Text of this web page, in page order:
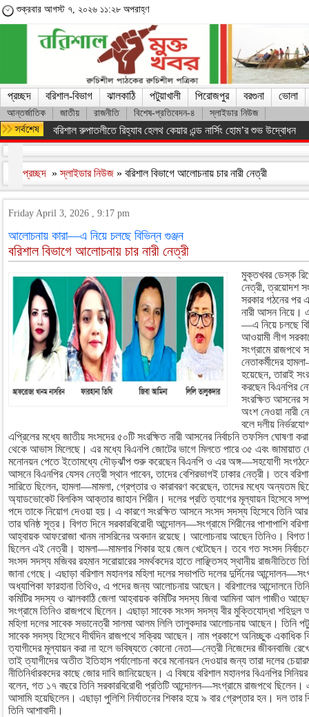
শুক্রবার আগস্ট ৭, ২০২৬ ১১:২৮ অপরাহ্ণ
প্রচ্ছদ বরিশাল-বিভাগ ঝালকাঠি পটুয়াখালী পিরোজপুর বরগুনা ভোলা
আন্তর্জাতিক জাতীয় রাজনীতি বিশেষ-প্রতিবেদন-৪ স্লাইডার নিউজ
ফরিদপুরের ভাঙ্গায় নিয়ন্ত্রণ হারিয়ে যাত্রীবাহী বাস খাদে, আহত ১৫
প্রচ্ছদ »স্লাইডার নিউজ » বরিশাল বিভাগে আলোচনায় চার নারী নেত্রী
Friday April 3, 2026 , 9:17 pm
আলোচনায় কারা—এ নিয়ে চলছে বিভিন্ন গুঞ্জন
বরিশাল বিভাগে আলোচনায় চার নারী নেত্রী
মুক্তখবর ডেস্ক
নেত্রী, ত্রয়োদশ
সরকার গঠনের পর
নারী আসন নিয়ে।
—এ নিয়ে চলছে
আওয়ামী লীগ
সংগ্রামে রাজপথে
নেতাকর্মীদের
হয়েছেন, তারাই
করছেন বিএনপির
সংরক্ষিত আসনের
অংশ নেওয়া নারী
বলে দলীয়
এপ্রিলের মধ্যে জাতীয় সংসদের ৫০টি সংরক্ষিত নারী আসনের নির্বাচনি তফসিল ঘোষণা
থেকে আভাস মিলেছে। এর মধ্যে বিএনপি জোটের ভাগে মিলতে পারে ৩৫ এবং
মনোনয়ন পেতে ইতোমধ্যে দৌড়ঝাঁপ শুরু করেছেন বিএনপি ও এর অঙ্গ—সহযোগী সংগঠনের
আসনে বিএনপির যেসব নেত্রী স্থান পাবেন, তাদের বেশিরভাগই ঢাকার নেত্রী। তবে
সারিতে ছিলেন, হামলা—মামলা, গ্রেপ্তার ও কারাবরণ করেছেন, তাদের মধ্যে অন্যতম
অ্যাডভোকেট বিলকিস আক্তার জাহান শিরীন। দলের প্রতি ত্যাগের মূল্যায়ন হিসেবে
পদে তাকে নিয়োগ দেওয়া হয়। এ কারণে সংরক্ষিত আসনে সংসদ সদস্য হিসেবে তিনি আর
তার ঘনিষ্ঠ সূত্র। বিগত দিনে সরকারবিরোধী আন্দোলন—সংগ্রামে শিরীনের পাশাপাশি
আহ্বায়ক আফরোজা খানম নাসরিনের অবদান রয়েছে। আলোচনায় আছেন তিনিও। বিগত
ছিলেন এই নেত্রী। হামলা—মামলার শিকার হয়ে জেল খেটেছেন। তবে গত সংসদ
সংসদ সদস্য মজিবর রহমান সরোয়ারের সমর্থকদের হাতে লাঞ্ছিতসহ স্থানীয় রাজনীতিতে
জানা গেছে। এছাড়া বরিশাল মহানগর মহিলা দলের সভাপতি দলের দুর্দিনের
অধ্যাপিকা ফারহানা তিথিও, এ পদের জন্য আলোচনায় আছেন। বরিশালের আন্দোলনে তিনি
কমিটির সদস্য ও ঝালকাঠি জেলা আহ্বায়ক কমিটির সদস্য জিবা আমিনা আল গাজীও
সংগ্রামে তিনিও রাজপথে ছিলেন। এছাড়া সাবেক সংসদ সদস্য বীর মুক্তিযোদ্ধা
মহিলা দলের সাবেক সভানেত্রী সালমা আলম লিলি তালুকদার আলোচনায় আছেন। তিনি
সাবেক সদস্য হিসেবে দীর্ঘদিন রাজপথে সক্রিয় আছেন। নাম প্রকাশে অনিচ্ছুক একাধিক
ত্যাগীদের মূল্যায়ন করা না হলে ভবিষ্যতে কোনো নেতা—নেত্রী নিজেদের জীবনবাজি
তাই ত্যাগীদের অতীত ইতিহাস পর্যালোচনা করে মনোনয়ন দেওয়ার জন্য তারা দলের
নীতিনির্ধারকদের কাছে জোর দাবি জানিয়েছেন। এ বিষয়ে বরিশাল মহানগর বিএনপির
বলেন, গত ১৭ বছরে তিনি সরকারবিরোধী প্রতিটি আন্দোলন—সংগ্রামে রাজপথে ছিলেন।
আসামি হয়েছিলেন। এছাড়া পুলিশি নির্যাতনের শিকার হয়ে ৯ বার গ্রেপ্তার হন। দল তার
তিনি আশাবাদী।